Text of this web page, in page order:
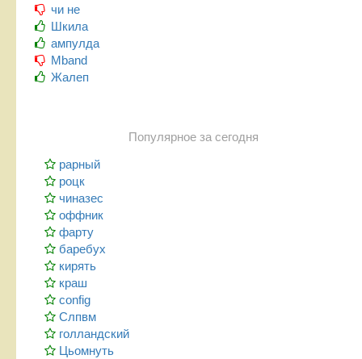
чи не
Шкила
ампулда
Mband
Жалеп
Популярное за сегодня
рарный
роцк
чиназес
оффник
фарту
баребух
кирять
краш
config
Слпвм
голландский
Цьомнуть